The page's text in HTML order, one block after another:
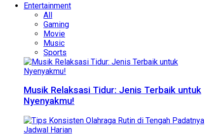
Entertainment
All
Gaming
Movie
Music
Sports
Musik Relaksasi Tidur: Jenis Terbaik untuk
Nyenyakmu!